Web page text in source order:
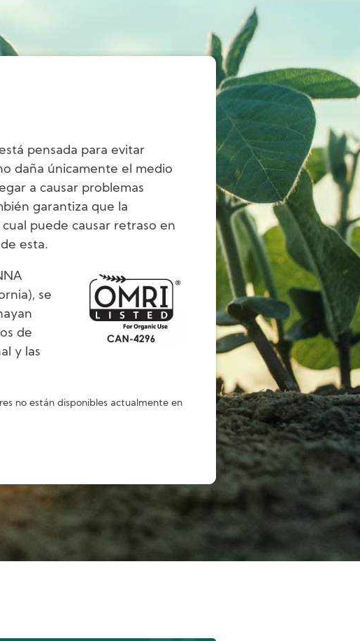
pensada para evitar
daña únicamente el medio
a causar problemas
garantiza que la
puede causar retraso en
esta.
Image
se
de
y las
no están disponibles actualmente en